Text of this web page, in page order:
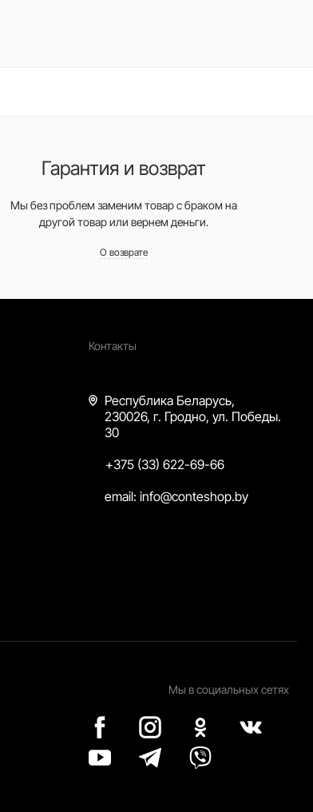
Гарантия и возврат
Мы без проблем заменим товар с браком на
другой товар или вернем деньги.
О возврате
Контакты
Республика Беларусь,
230026, г. Гродно, ул. Победы.
30
+375 (33) 622-69-66
email:info@conteshop.by
Мы в социальных сетях